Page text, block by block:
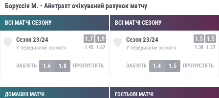
Боруссія М. - Айнтрахт очікуваний рахунок матчу
ВСІ МАТЧІ СЕЗОНУ
Сезон 23/24
У середньому за матч
1.7
1.45
1.9
1.67
ЗАБ'ЮТЬ 1.6 1.8 ПРОПУСТЯТЬ
ДОМАШНІ МАТЧІ
ВСІ МАТЧІ СЕЗОНУ
Сезон 23/24
У середньому за матч
1.5
1.38
1.5
1.57
ЗАБ'ЮТЬ 1.4 1.5 ПРОПУСТЯТЬ
ГОСТЬОВІ МАТЧІ